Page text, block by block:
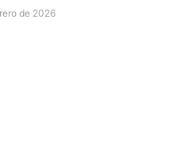
de 2026